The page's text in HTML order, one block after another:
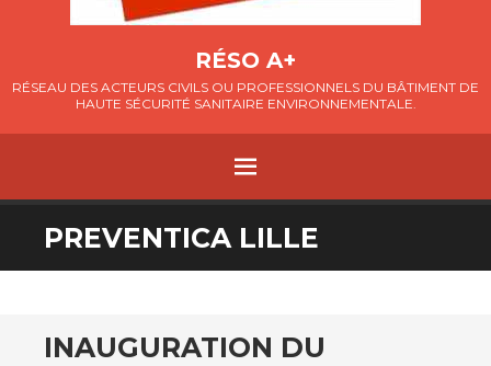
RÉSO A+
RÉSEAU DES ACTEURS CIVILS OU PROFESSIONNELS DU BÂTIMENT DE
HAUTE SÉCURITÉ SANITAIRE ENVIRONNEMENTALE.
MENU
ALLER
AU
PREVENTICA LILLE
INAUGURATION DU